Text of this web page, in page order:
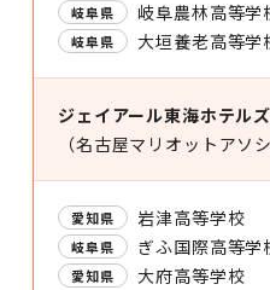
岐阜県 岐阜農林高等学
岐阜県 大垣養老高等学
ジェイアール東海ホテルズ
（名古屋マリオットアソ
愛知県 岩津高等学校
岐阜県 ぎふ国際高等学
愛知県 大府高等学校